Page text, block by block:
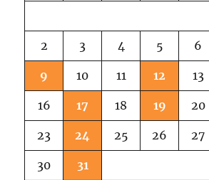
2 3 4 5 6
9 10 11 12 13
16 17 18 19 20
23 24 25 26 27
30 31